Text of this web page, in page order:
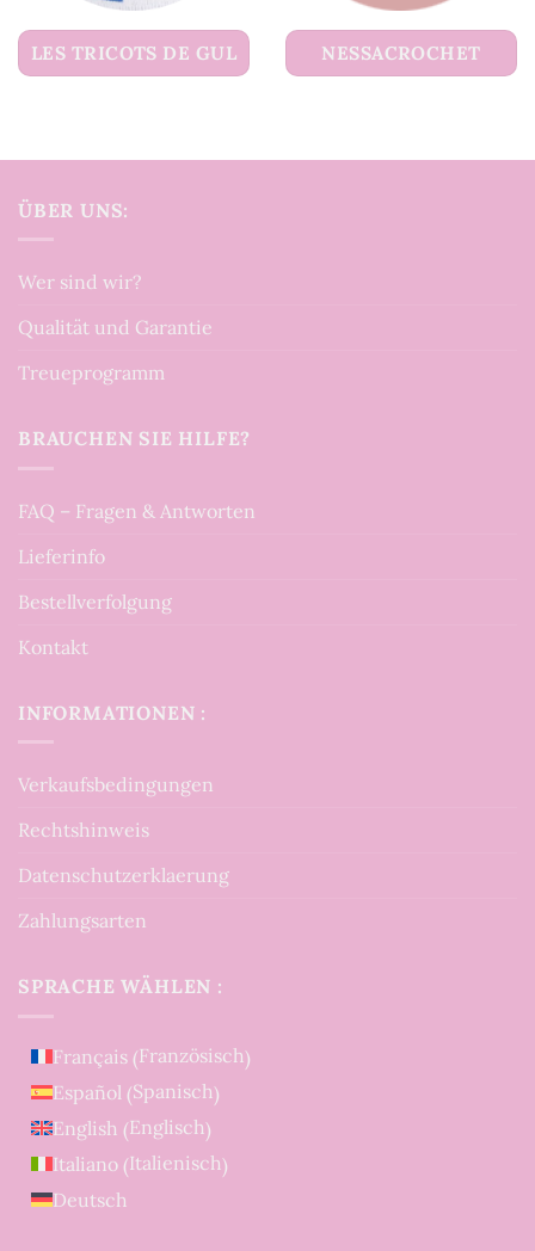
LES TRICOTS DE GUL NESSACROCHET
ÜBER UNS:
Wer sind wir?
Qualität und Garantie
Treueprogramm
BRAUCHEN SIE HILFE?
FAQ – Fragen & Antworten
Lieferinfo
Bestellverfolgung
Kontakt
INFORMATIONEN :
Verkaufsbedingungen
Rechtshinweis
Datenschutzerklaerung
Zahlungsarten
SPRACHE WÄHLEN :
Français (Französisch)
Español (Spanisch)
English (Englisch)
Italiano (Italienisch)
Deutsch